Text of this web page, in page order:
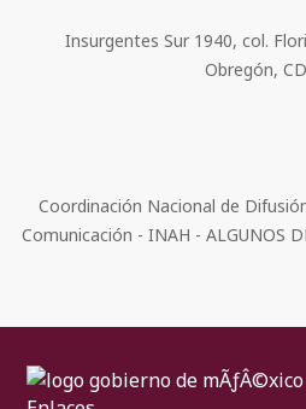
Insurgentes Sur 1940, col.
Obregón,
Coordinación Nacional de
Comunicación - INAH - ALGUNOS